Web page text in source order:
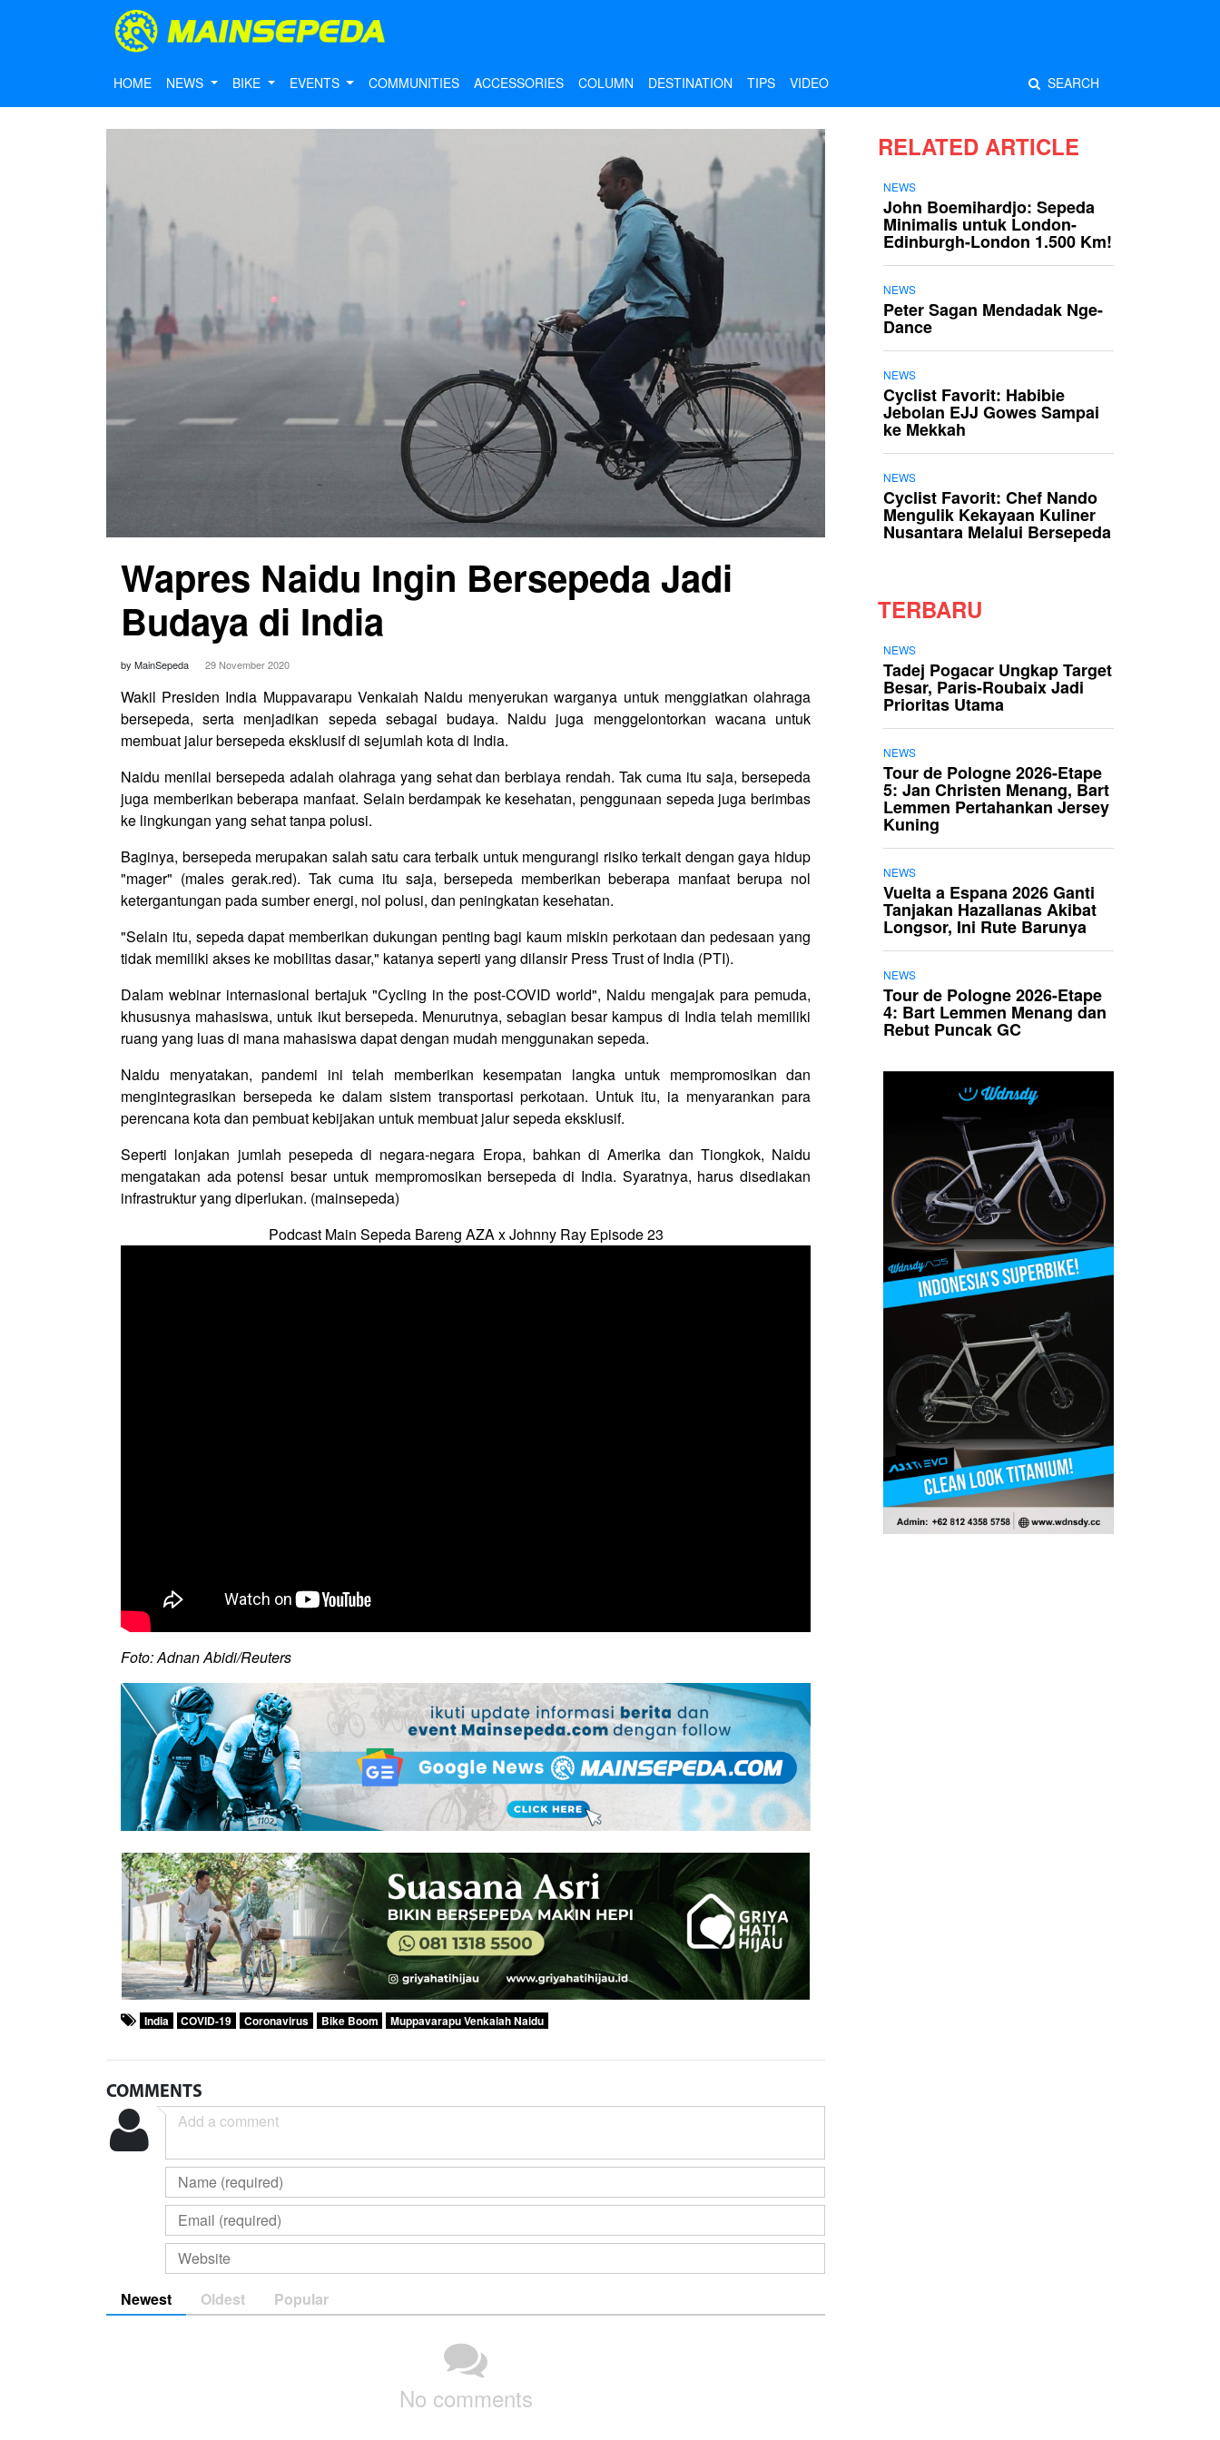
HOME NEWS BIKE EVENTS COMMUNITIES ACCESSORIES COLUMN DESTINATION TIPS VIDEO SEARCH
Wapres Naidu Ingin Bersepeda Jadi
Budaya di India
by MainSepeda 29 November 2020
Wakil Presiden India Muppavarapu Venkaiah Naidu menyerukan warganya untuk menggiatkan olahraga
bersepeda, serta menjadikan sepeda sebagai budaya. Naidu juga menggelontorkan wacana untuk
membuat jalur bersepeda eksklusif di sejumlah kota di India.
Naidu menilai bersepeda adalah olahraga yang sehat dan berbiaya rendah. Tak cuma itu saja, bersepeda
juga memberikan beberapa manfaat. Selain berdampak ke kesehatan, penggunaan sepeda juga berimbas
ke lingkungan yang sehat tanpa polusi.
Baginya, bersepeda merupakan salah satu cara terbaik untuk mengurangi risiko terkait dengan gaya hidup
"mager" (males gerak.red). Tak cuma itu saja, bersepeda memberikan beberapa manfaat berupa nol
ketergantungan pada sumber energi, nol polusi, dan peningkatan kesehatan.
"Selain itu, sepeda dapat memberikan dukungan penting bagi kaum miskin perkotaan dan pedesaan yang
tidak memiliki akses ke mobilitas dasar," katanya seperti yang dilansir Press Trust of India (PTI).
Dalam webinar internasional bertajuk "Cycling in the post-COVID world", Naidu mengajak para pemuda,
khususnya mahasiswa, untuk ikut bersepeda. Menurutnya, sebagian besar kampus di India telah memiliki
ruang yang luas di mana mahasiswa dapat dengan mudah menggunakan sepeda.
Naidu menyatakan, pandemi ini telah memberikan kesempatan langka untuk mempromosikan dan
mengintegrasikan bersepeda ke dalam sistem transportasi perkotaan. Untuk itu, ia menyarankan para
perencana kota dan pembuat kebijakan untuk membuat jalur sepeda eksklusif.
Seperti lonjakan jumlah pesepeda di negara-negara Eropa, bahkan di Amerika dan Tiongkok, Naidu
mengatakan ada potensi besar untuk mempromosikan bersepeda di India. Syaratnya, harus disediakan
infrastruktur yang diperlukan. (mainsepeda)
Podcast Main Sepeda Bareng AZA x Johnny Ray Episode 23
Foto: Adnan Abidi/Reuters
India COVID-19 Coronavirus Bike Boom Muppavarapu Venkaiah Naidu
COMMENTS
Newest Oldest Popular
No comments
RELATED ARTICLE
NEWS
John Boemihardjo: Sepeda
Minimalis untuk London-
Edinburgh-London 1.500 Km!
NEWS
Peter Sagan Mendadak Nge-
Dance
NEWS
Cyclist Favorit: Habibie
Jebolan EJJ Gowes Sampai
ke Mekkah
NEWS
Cyclist Favorit: Chef Nando
Mengulik Kekayaan Kuliner
Nusantara Melalui Bersepeda
TERBARU
NEWS
Tadej Pogacar Ungkap Target
Besar, Paris-Roubaix Jadi
Prioritas Utama
NEWS
Tour de Pologne 2026-Etape
5: Jan Christen Menang, Bart
Lemmen Pertahankan Jersey
Kuning
NEWS
Vuelta a Espana 2026 Ganti
Tanjakan Hazallanas Akibat
Longsor, Ini Rute Barunya
NEWS
Tour de Pologne 2026-Etape
4: Bart Lemmen Menang dan
Rebut Puncak GC